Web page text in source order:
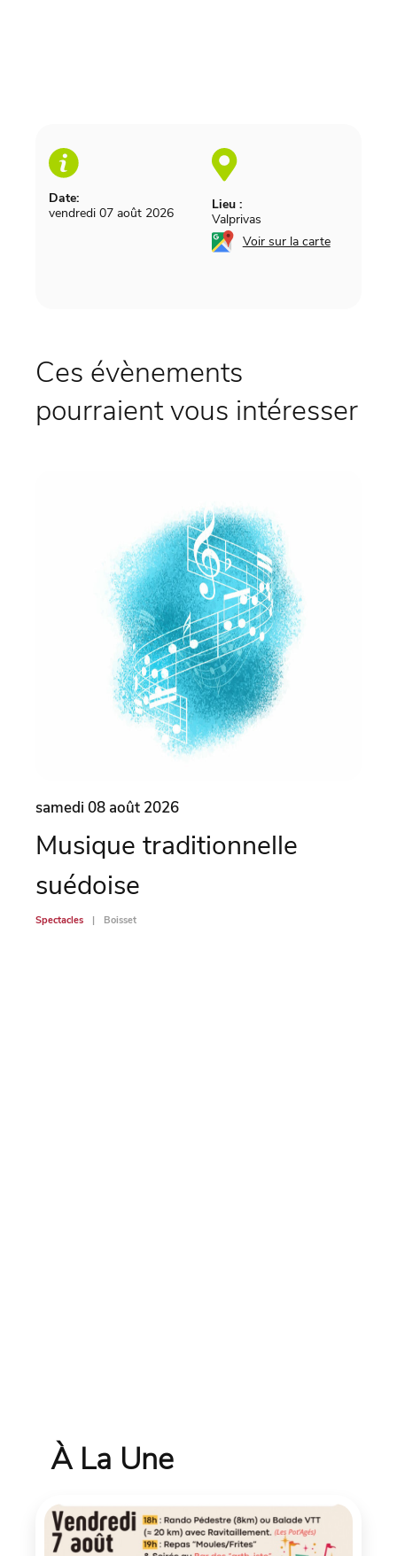
Date:
vendredi 07 août 2026
Lieu :
Valprivas
Voir sur la carte
Ces évènements
pourraient vous intéresser
samedi 08 août 2026
Musique traditionnelle
suédoise
Spectacles Boisset
À La Une